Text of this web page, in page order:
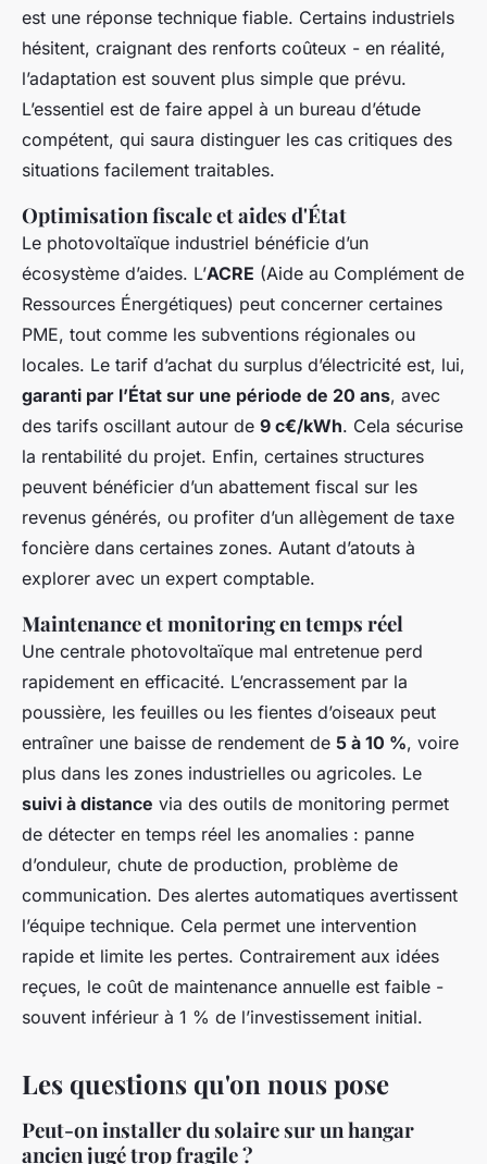
est une réponse technique fiable. Certains industriels
hésitent, craignant des renforts coûteux - en réalité,
l’adaptation est souvent plus simple que prévu.
L’essentiel est de faire appel à un bureau d’étude
compétent, qui saura distinguer les cas critiques des
situations facilement traitables.
Optimisation fiscale et aides d'État
Le photovoltaïque industriel bénéficie d’un
écosystème d’aides. L’ACRE (Aide au Complément de
Ressources Énergétiques) peut concerner certaines
PME, tout comme les subventions régionales ou
locales. Le tarif d’achat du surplus d’électricité est, lui,
garanti par l’État sur une période de 20 ans, avec
des tarifs oscillant autour de 9 c€/kWh. Cela sécurise
la rentabilité du projet. Enfin, certaines structures
peuvent bénéficier d’un abattement fiscal sur les
revenus générés, ou profiter d’un allègement de taxe
foncière dans certaines zones. Autant d’atouts à
explorer avec un expert comptable.
Maintenance et monitoring en temps réel
Une centrale photovoltaïque mal entretenue perd
rapidement en efficacité. L’encrassement par la
poussière, les feuilles ou les fientes d’oiseaux peut
entraîner une baisse de rendement de 5 à 10 %, voire
plus dans les zones industrielles ou agricoles. Le
suivi à distance via des outils de monitoring permet
de détecter en temps réel les anomalies : panne
d’onduleur, chute de production, problème de
communication. Des alertes automatiques avertissent
l’équipe technique. Cela permet une intervention
rapide et limite les pertes. Contrairement aux idées
reçues, le coût de maintenance annuelle est faible -
souvent inférieur à 1 % de l’investissement initial.
Les questions qu'on nous pose
Peut-on installer du solaire sur un hangar
ancien jugé trop fragile ?